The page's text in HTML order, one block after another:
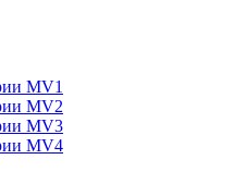
MV1
MV2
MV3
MV4